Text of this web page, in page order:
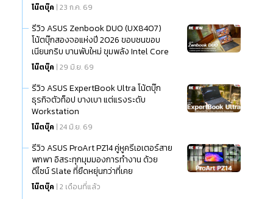
โน๊ตบุ๊ค | 23 ก.ค. 69
รีวิว ASUS Zenbook DUO (UX8407)
โน้ตบุ๊กสองจอแห่งปี 2026 ขอบชนขอบ
เนียนกริบ บานพับใหม่ ขุมพลัง Intel Core
Ultra (Series 3)
โน๊ตบุ๊ค | 29 มิ.ย. 69
รีวิว ASUS ExpertBook Ultra โน้ตบุ๊ก
ธุรกิจตัวท็อป บางเบา แต่แรงระดับ
Workstation
โน๊ตบุ๊ค | 24 มิ.ย. 69
รีวิว ASUS ProArt PZ14 คู่หูครีเอเตอร์สาย
พกพา อิสระทุกมุมมองการทำงาน ด้วย
ดีไซน์ Slate ที่ยืดหยุ่นกว่าที่เคย
โน๊ตบุ๊ค | 2 เดือนที่แล้ว